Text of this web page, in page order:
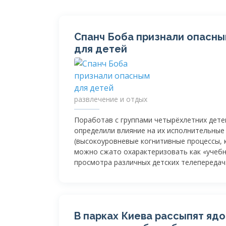
Спанч Боба признали
для детей
развлечение и отдых
Поработав с группами четырёхлетних
определили влияние на их
(высокоуровневые когнитивные процессы,
можно сжато охарактеризовать как
просмотра различных детских
В парках Киева рассыпят